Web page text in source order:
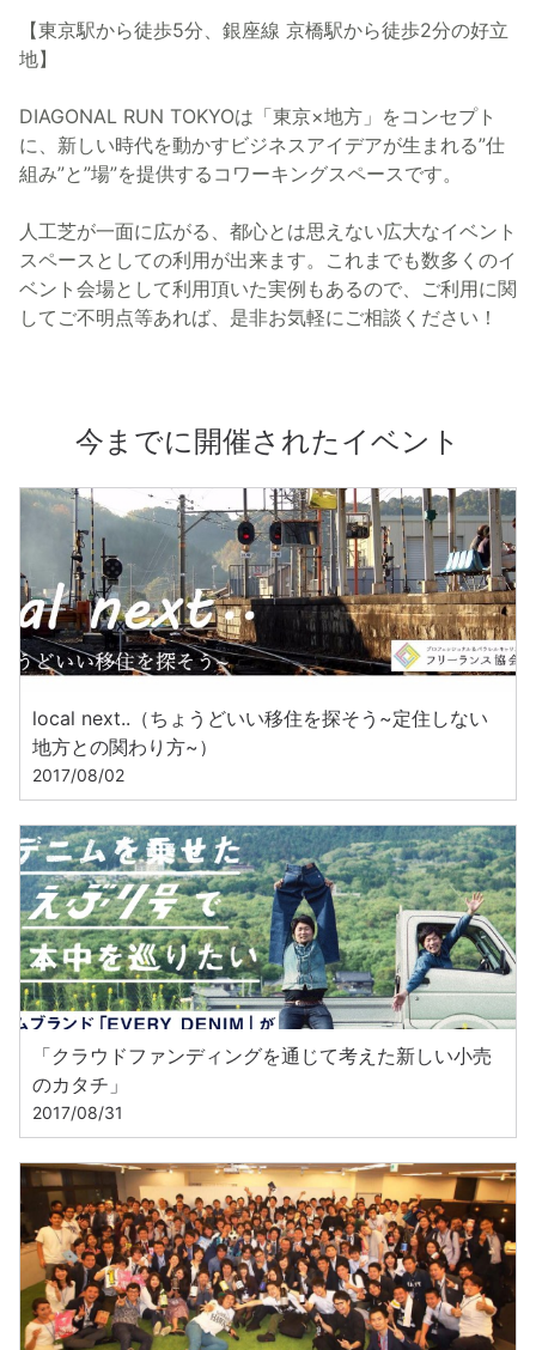
【東京駅から徒歩5分、銀座線 京橋駅から徒歩2分の好立
地】
DIAGONAL RUN TOKYOは「東京×地方」をコンセプト
に、新しい時代を動かすビジネスアイデアが生まれる”仕
組み”と”場”を提供するコワーキングスペースです。
人工芝が一面に広がる、都心とは思えない広大なイベント
スペースとしての利用が出来ます。これまでも数多くのイ
ベント会場として利用頂いた実例もあるので、ご利用に関
してご不明点等あれば、是非お気軽にご相談ください！
今までに開催されたイベント
local next..（ちょうどいい移住を探そう~定住しない
地方との関わり方~）
2017/08/02
「クラウドファンディングを通じて考えた新しい小売
のカタチ」
2017/08/31